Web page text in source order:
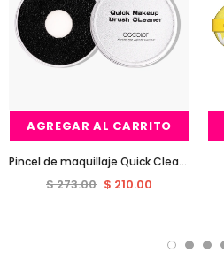
AGREGAR AL CARRITO
Pincel de maquillaje Quick Cleaner
$ 273.00 $ 210.00